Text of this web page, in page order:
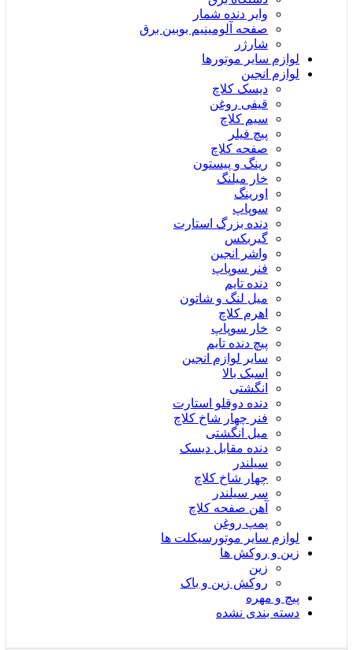
وایر دنده شمار
صفحه آلومینیم بوبین برق
شارژر
لوازم سایر موتورها
لوازم انجین
دیسک کلاچ
قیفی روغن
سیم کلاچ
پیچ فیلر
صفحه کلاچ
رینگ و پیستون
خار میلنگ
اورینگ
سوپاپ
دنده بزرگ استارت
گیربکس
واشر انجین
فنر سوپاپ
دنده تایم
میل لنگ و شاتون
اهرم کلاچ
خار سوپاپ
پیچ دنده تایم
سایر لوازم انجین
اسبک بالا
انگشتی
دنده دوقلو استارت
فنر چهار شاخ کلاچ
میل انگشتی
دنده مقابل دیسک
سیلندر
چهار شاخ کلاچ
سر سیلندر
آهن صفحه کلاچ
پمپ روغن
لوازم سایر موتورسیکلت ها
زین و روکش ها
زین
روکش زین و باک
پیچ و مهره
دسته بندی نشده